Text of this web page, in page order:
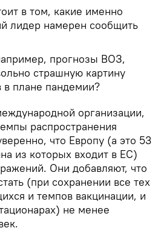
в том, какие именно
лидер намерен сообщить
прогнозы ВОЗ,
страшную картину
плане пандемии?
организации,
распространения
что Европу (а это 53
из которых входит в ЕС)
Они добавляют, что
(при сохранении все тех
и темпов вакцинации, и
не менее